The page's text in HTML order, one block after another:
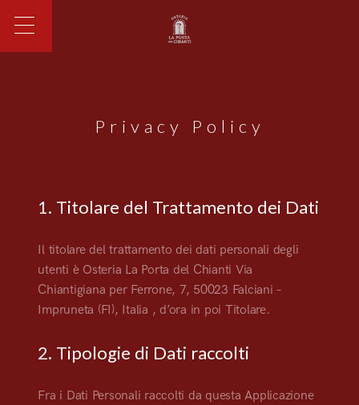
Privacy Policy
1. Titolare del Trattamento dei Dati
Il titolare del trattamento dei dati personali degli
utenti è Osteria La Porta del Chianti Via
Chiantigiana per Ferrone, 7, 50023 Falciani –
Impruneta (FI), Italia , d’ora in poi Titolare.
2. Tipologie di Dati raccolti
Fra i Dati Personali raccolti da questa Applicazione